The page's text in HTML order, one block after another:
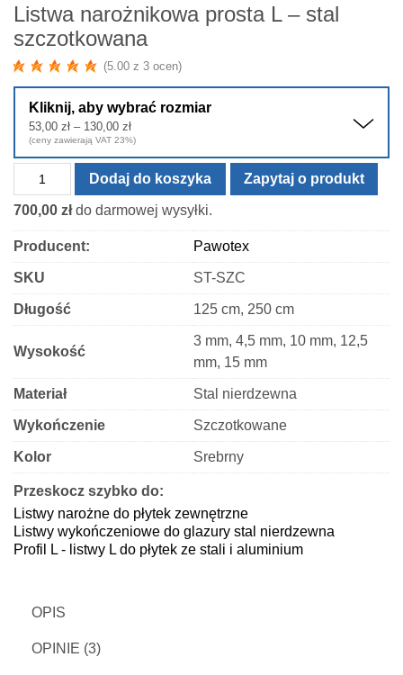
Listwa narożnikowa prosta L – stal
szczotkowana
(5.00 z 3 ocen)
Kliknij, aby wybrać rozmiar
53,00 zł – 130,00 złZakres
cen:
53,00 zł
do
(ceny zawierają VAT 23%)
ilość
Listwa
narożnikowa
prosta
L
-
stal
szczotkowana
Dodaj do koszyka Zapytaj o produkt
700,00 złdo darmowej wysyłki.
Producent: Pawotex
SKU ST-SZC
Długość 125 cm, 250 cm
Wysokość
3 mm, 4,5 mm, 10 mm, 12,5
mm, 15 mm
Materiał Stal nierdzewna
Wykończenie Szczotkowane
Kolor Srebrny
Przeskocz szybko do:
Listwy narożne do płytek zewnętrzne
Listwy wykończeniowe do glazury stal nierdzewna
Profil L - listwy L do płytek ze stali i aluminium
OPIS
OPINIE (3)